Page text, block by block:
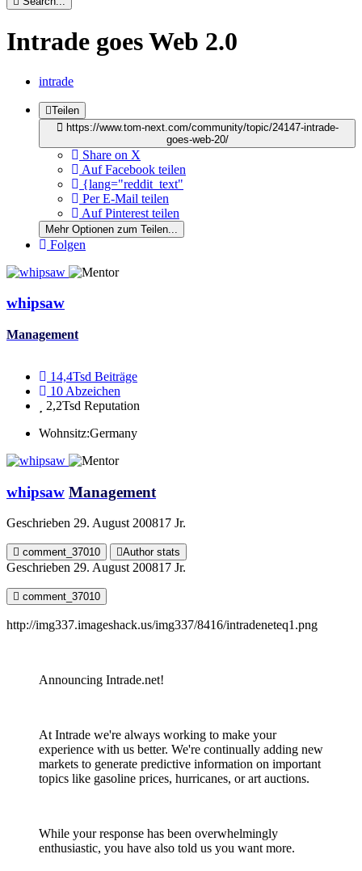
Intrade goes Web 2.0
intrade
Teilen
https://www.tom-next.com/community/topic/24147-intrade-
goes-web-20/
Share on X
Auf Facebook teilen
{lang="reddit_text"
Per E-Mail teilen
Auf Pinterest teilen
Mehr Optionen zum Teilen...
Folgen
whipsaw
Management
14,4Tsd Beiträge
10 Abzeichen
2,2Tsd Reputation
Wohnsitz:Germany
whipsaw Management
Geschrieben 29. August 200817 Jr.
comment_37010 Author stats
Geschrieben 29. August 200817 Jr.
comment_37010
http://img337.imageshack.us/img337/8416/intradeneteq1.png
Announcing Intrade.net!
At Intrade we're always working to make your
experience with us better. We're continually adding new
markets to generate predictive information on important
topics like gasoline prices, hurricanes, or art auctions.
While your response has been overwhelmingly
enthusiastic, you have also told us you want more.